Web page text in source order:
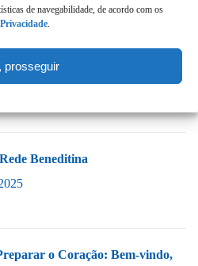
de navegabilidade, de acordo com os
.
prosseguir
Bento: nova unidade escolar da
Beneditina
o Coração: Bem-vindo,